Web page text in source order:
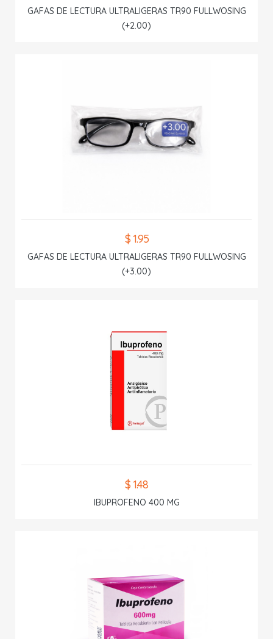
GAFAS DE LECTURA ULTRALIGERAS TR90 FULLWOSING
(+2.00)
$ 1.95
GAFAS DE LECTURA ULTRALIGERAS TR90 FULLWOSING
(+3.00)
$ 1.48
IBUPROFENO 400 MG